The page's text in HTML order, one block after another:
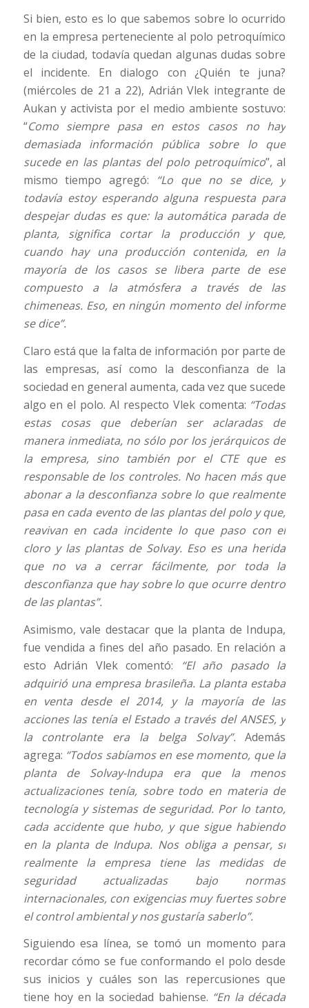
Si bien, esto es lo que sabemos sobre lo ocurrido
en la empresa perteneciente al polo petroquímico
de la ciudad, todavía quedan algunas dudas sobre
el incidente. En dialogo con ¿Quién te juna?
(miércoles de 21 a 22), Adrián Vlek integrante de
Aukan y activista por el medio ambiente sostuvo:
“Como siempre pasa en estos casos no hay
demasiada información pública sobre lo que
sucede en las plantas del polo petroquímico”, al
mismo tiempo agregó: “Lo que no se dice, y
todavía estoy esperando alguna respuesta para
despejar dudas es que: la automática parada de
planta, significa cortar la producción y que,
cuando hay una producción contenida, en la
mayoría de los casos se libera parte de ese
compuesto a la atmósfera a través de las
chimeneas. Eso, en ningún momento del informe
se dice”.
Claro está que la falta de información por parte de
las empresas, así como la desconfianza de la
sociedad en general aumenta, cada vez que sucede
algo en el polo. Al respecto Vlek comenta: “Todas
estas cosas que deberían ser aclaradas de
manera inmediata, no sólo por los jerárquicos de
la empresa, sino también por el CTE que es
responsable de los controles. No hacen más que
abonar a la desconfianza sobre lo que realmente
pasa en cada evento de las plantas del polo y que,
reavivan en cada incidente lo que paso con el
cloro y las plantas de Solvay. Eso es una herida
que no va a cerrar fácilmente, por toda la
desconfianza que hay sobre lo que ocurre dentro
de las plantas”.
Asimismo, vale destacar que la planta de Indupa,
fue vendida a fines del año pasado. En relación a
esto Adrián Vlek comentó:
“El año pasado la
adquirió una empresa brasileña. La planta estaba
en venta desde el 2014, y la mayoría de las
acciones las tenía el Estado a través del ANSES, y
la controlante era la belga Solvay”. Además
agrega: “Todos sabíamos en ese momento, que la
planta de Solvay-Indupa era que la menos
actualizaciones tenía, sobre todo en materia de
tecnología y sistemas de seguridad. Por lo tanto,
cada accidente que hubo, y que sigue habiendo
en la planta de Indupa. Nos obliga a pensar, si
realmente la empresa tiene las medidas de
seguridad actualizadas bajo normas
internacionales, con exigencias muy fuertes sobre
el control ambiental y nos gustaría saberlo”.
Siguiendo esa línea, se tomó un momento para
recordar cómo se fue conformando el polo desde
sus inicios y cuáles son las repercusiones que
tiene hoy en la sociedad bahiense. “En la década